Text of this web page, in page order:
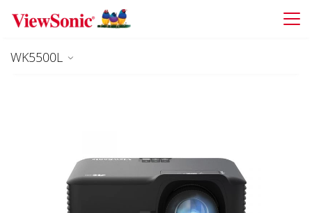
Skip to main content
WK5500L